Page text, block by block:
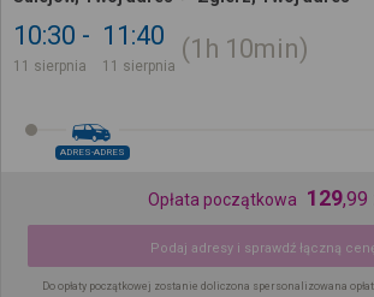
10:30
11 sierpnia
11:40
11 sierpnia
1h 10min
ADRES-ADRES
Opłata początkowa 129,99
Podaj adresy i sprawdź łączną
Do opłaty początkowej zostanie doliczona spersonalizowana